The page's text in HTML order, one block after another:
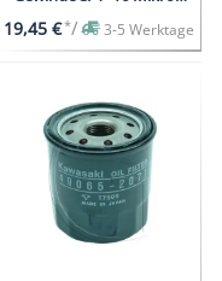
19,45 €*/ 3-5 Werktage